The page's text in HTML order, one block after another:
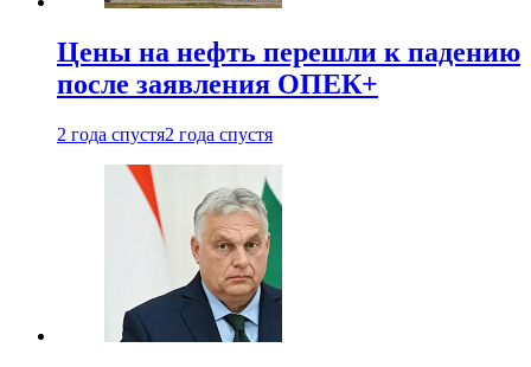
Цены на нефть перешли к падению
после заявления ОПЕК+
2 года спустя2 года спустя